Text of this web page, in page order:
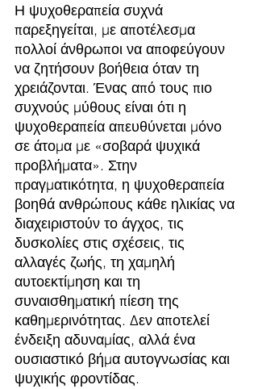
Η ψυχοθεραπεία συχνά
παρεξηγείται, με αποτέλεσμα
πολλοί άνθρωποι να αποφεύγουν
να ζητήσουν βοήθεια όταν τη
χρειάζονται. Ένας από τους πιο
συχνούς μύθους είναι ότι η
ψυχοθεραπεία απευθύνεται μόνο
σε άτομα με «σοβαρά ψυχικά
προβλήματα». Στην
πραγματικότητα, η ψυχοθεραπεία
βοηθά ανθρώπους κάθε ηλικίας να
διαχειριστούν το άγχος, τις
δυσκολίες στις σχέσεις, τις
αλλαγές ζωής, τη χαμηλή
αυτοεκτίμηση και τη
συναισθηματική πίεση της
καθημερινότητας. Δεν αποτελεί
ένδειξη αδυναμίας, αλλά ένα
ουσιαστικό βήμα αυτογνωσίας και
ψυχικής φροντίδας.